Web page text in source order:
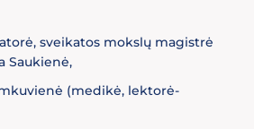
sveikatos mokslų magistrė
Saukienė,
(medikė, lektorė-